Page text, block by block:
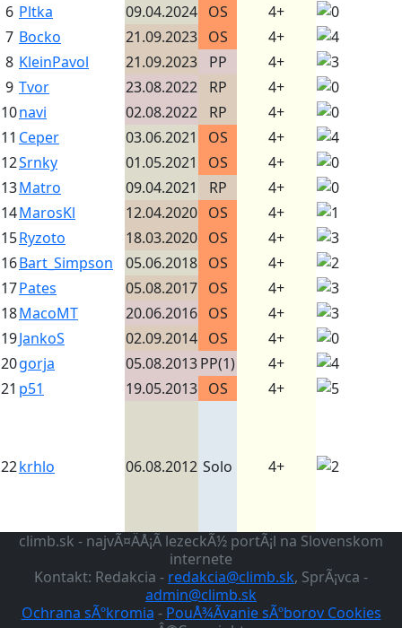
6 Pltka 09.04.2024 OS
4+
7 Bocko 21.09.2023 OS
4+
8 KleinPavol 21.09.2023 PP
4+
9 Tvor 23.08.2022 RP
4+
10navi 02.08.2022 RP
4+
11 Ceper 03.06.2021 OS
4+
12Srnky 01.05.2021 OS
4+
13Matro 09.04.2021 RP
4+
14MarosKl 12.04.2020 OS
4+
15Ryzoto 18.03.2020 OS
4+
16Bart_Simpson 05.06.2018 OS
4+
17Pates 05.08.2017 OS
4+
18MacoMT 20.06.2016 OS
4+
19JankoS 02.09.2014 OS
4+
20gorja 05.08.2013PP(1)
4+
21 p51 19.05.2013 OS 4+
22krhlo 06.08.2012 Solo 4+
climb.sk - najvÃ¤ÄÅ¡Ã­ lezeckÃ½ portÃ¡l na Slovenskom
internete
Kontakt: Redakcia - redakcia@climb.sk, SprÃ¡vca -
admin@climb.sk
Ochrana sÃºkromia - PouÅ¾Ã­vanie sÃºborov Cookies